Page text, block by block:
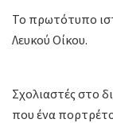
Το πρωτότυπο
Λευκού Οίκου.
Σχολιαστές στο
που ένα